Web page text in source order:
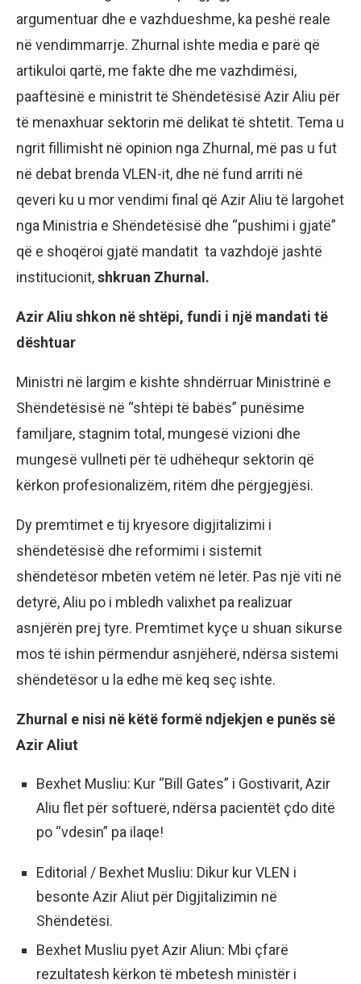
argumentuar dhe e vazhdueshme, ka peshë reale
në vendimmarrje. Zhurnal ishte media e parë që
artikuloi qartë, me fakte dhe me vazhdimësi,
paaftësinë e ministrit të Shëndetësisë Azir Aliu për
të menaxhuar sektorin më delikat të shtetit. Tema u
ngrit fillimisht në opinion nga Zhurnal, më pas u fut
në debat brenda VLEN-it, dhe në fund arriti në
qeveri ku u mor vendimi final që Azir Aliu të largohet
nga Ministria e Shëndetësisë dhe “pushimi i gjatë”
që e shoqëroi gjatë mandatit ta vazhdojë jashtë
institucionit,shkruan Zhurnal.
Azir Aliu shkon në shtëpi, fundi i një mandati të
dështuar
Ministri në largim e kishte shndërruar Ministrinë e
Shëndetësisë në “shtëpi të babës” punësime
familjare, stagnim total, mungesë vizioni dhe
mungesë vullneti për të udhëhequr sektorin që
kërkon profesionalizëm, ritëm dhe përgjegjësi.
Dy premtimet e tij kryesore digjitalizimi i
shëndetësisë dhe reformimi i sistemit
shëndetësor mbetën vetëm në letër. Pas një viti në
detyrë, Aliu po i mbledh valixhet pa realizuar
asnjërën prej tyre. Premtimet kyçe u shuan sikurse
mos të ishin përmendur asnjëherë, ndërsa sistemi
shëndetësor u la edhe më keq seç ishte.
Zhurnal e nisi në këtë formë ndjekjen e punës së
Azir Aliut
Bexhet Musliu: Kur “Bill Gates” i Gostivarit, Azir
Aliu flet për softuerë, ndërsa pacientët çdo ditë
po “vdesin” pa ilaqe!
Editorial / Bexhet Musliu: Dikur kur VLEN i
besonte Azir Aliut për Digjitalizimin në
Shëndetësi.
Bexhet Musliu pyet Azir Aliun: Mbi çfarë
rezultatesh kërkon të mbetesh ministër i